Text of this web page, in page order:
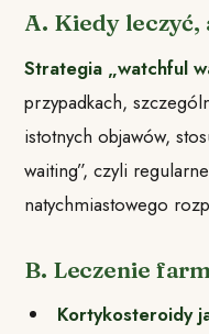
A. Kiedy leczyć,
Strategia „watchful
przypadkach,
istotnych objawów,
waiting”, czyli
natychmiastowego
B. Leczenie
Kortykosteroidy